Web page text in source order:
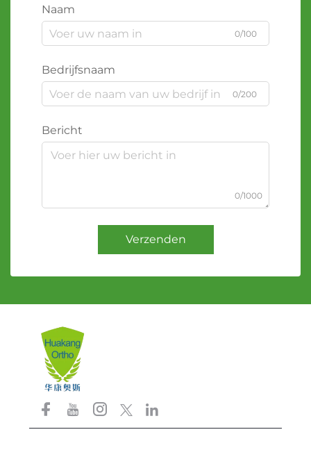
Naam
0/100
Bedrijfsnaam
0/200
Bericht
0/1000
Verzenden